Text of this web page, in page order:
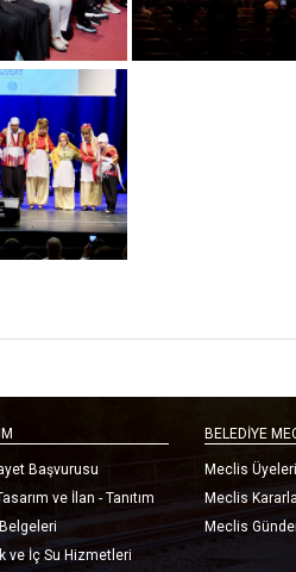
Başvurusu
ve İlan - Tanıtım
ve İç Su Hizmetleri
BELEDİYE
Meclis Üyeleri
Meclis
Meclis